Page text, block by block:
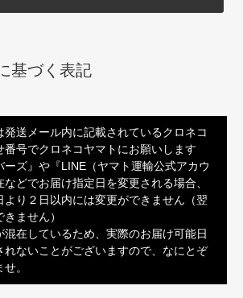
基づく表記
発送メール内に記載されているクロネコ
番号でクロネコヤマトにお願いします
ーズ』や『LINE（ヤマト運輸公式アカウ
などでお届け指定日を変更される場合、
より２日以内には変更ができません（翌
ません）
混在しているため、実際のお届け可能日
れないことがございますので、なにとぞ
。